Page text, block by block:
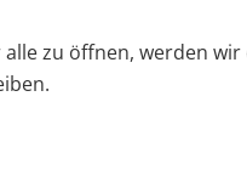
zu öffnen, werden